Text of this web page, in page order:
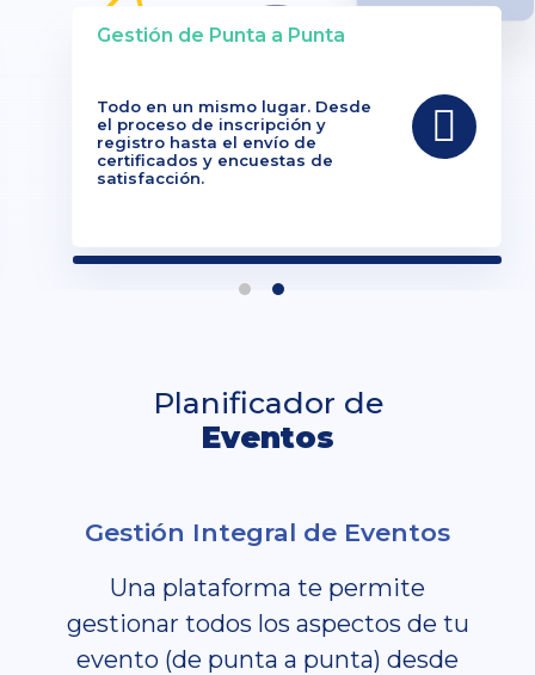
Gestión de Punta a Punta
Todo en un mismo lugar. Desde
el proceso de inscripción y
registro hasta el envío de
certificados y encuestas de
satisfacción.
Planificador de
Eventos
Gestión Integral de Eventos
Una plataforma te permite
gestionar todos los aspectos de tu
evento (de punta a punta) desde